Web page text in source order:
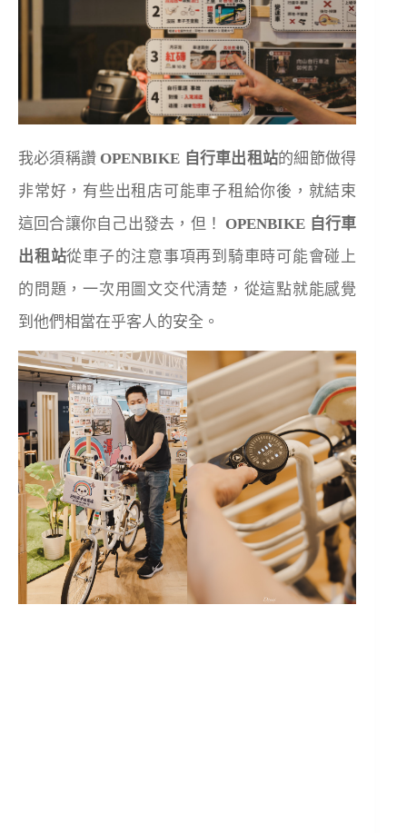
我必須稱讚 OPENBIKE 自行車出租站的細節做得
非常好，有些出租店可能車子租給你後，就結束
這回合讓你自己出發去，但！
OPENBIKE 自行車
出租站從車子的注意事項再到騎車時可能會碰上
的問題，一次用圖文交代清楚，從這點就能感覺
到他們相當在乎客人的安全。